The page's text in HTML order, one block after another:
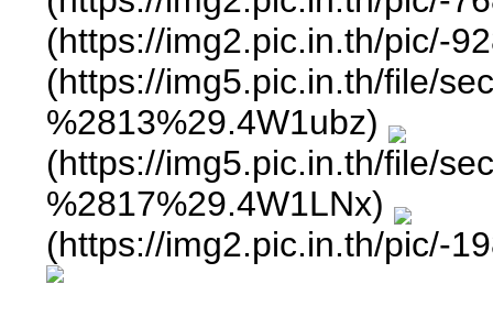
(https://img2.pic.in.th/pic/-
(https://img5.pic.in.th/file/
%2813%29.4W1ubz)
(https://img5.pic.in.th/file/
%2817%29.4W1LNx)
(https://img2.pic.in.th/pic/-